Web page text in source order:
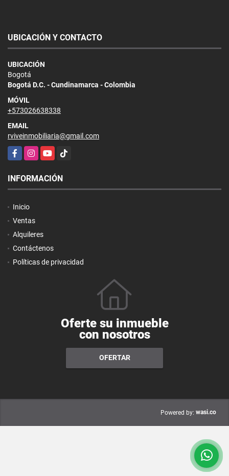
UBICACIÓN Y CONTACTO
UBICACIÓN
Bogotá
Bogotá D.C. - Cundinamarca - Colombia
MÓVIL
+573026638338
EMAIL
rviveinmobiliaria@gmail.com
FacebookInstagramYouTubeTikTok
INFORMACIÓN
Inicio
Ventas
Alquileres
Contáctenos
Políticas de privacidad
Oferte su inmueble
con nosotros
OFERTAR
Powered by: wasi.co